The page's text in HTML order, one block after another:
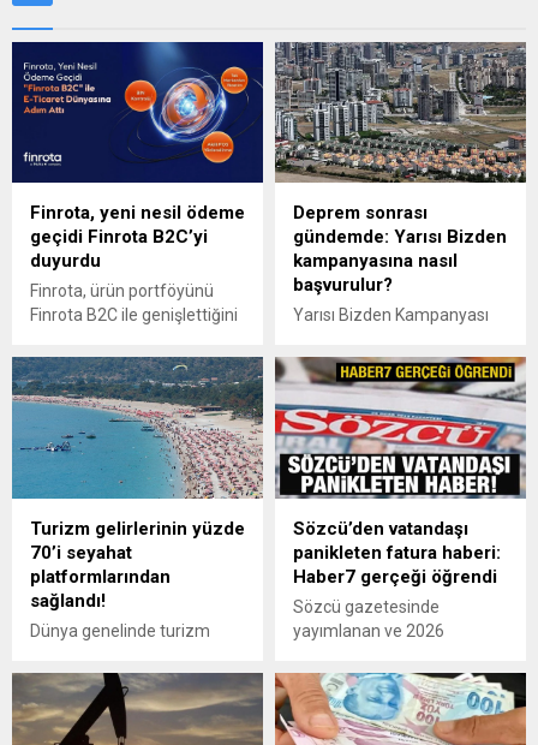
Finrota, yeni nesil ödeme
geçidi Finrota B2C’yi
duyurdu
Finrota, ürün portföyünü
Finrota B2C ile genişlettiğini
sayfası, çoklu POS yönetimi
ve dinamik yönlendirme gibi
özellikleri tek bir platformda
birleştiren yeni nesil ödeme
geçidi Finrota B2C,
işletmelere tahsilat
dönüşüm sağlamayı
hedefliyor.
Deprem sonrası
gündemde: Yarısı Bizden
kampanyasına nasıl
başvurulur?
Yarısı Bizden Kampanyası
Ev sahibi ve kiracıya ne
kadar destek veriliyor?
Ödemeler nasıl ve ne
zaman yapılacak? İşte tüm
ayrıntılar...
Turizm gelirlerinin yüzde
70’i seyahat
platformlarından
sağlandı!
Dünya genelinde turizm
70'inin çevrimiçi seyahat
platformları aracılığıyla
sağlandığı açıklandı. TTYD
Sözcü’den vatandaşı
panikleten fatura haberi:
Haber7 gerçeği öğrendi
Sözcü gazetesinde
yayımlanan ve 2026
elektrik faturalarının
otomatik olarak iki katına
çıkacağı” iddiası yalan çıktı.